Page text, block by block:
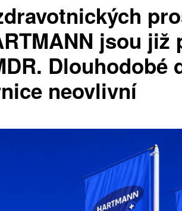
jsou již
Dlouhodobé
neovlivní